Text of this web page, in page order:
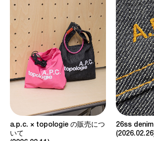
a.p.c. × topologie の販売につ
いて
26ss denim
2026.02.26